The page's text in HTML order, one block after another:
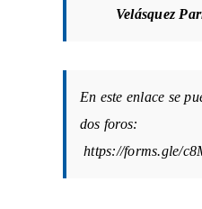
Velásquez
En este enlace se
dos foros:
https://forms.gle/